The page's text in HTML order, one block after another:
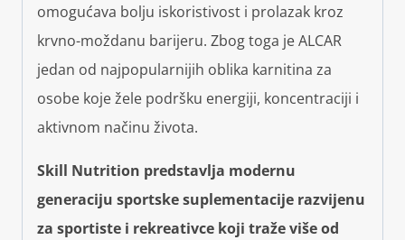
omogućava bolju iskoristivost i prolazak kroz
krvno-moždanu barijeru. Zbog toga je ALCAR
jedan od najpopularnijih oblika karnitina za
osobe koje žele podršku energiji, koncentraciji i
aktivnom načinu života.
Skill Nutrition predstavlja modernu
generaciju sportske suplementacije razvijenu
za sportiste i rekreativce koji traže više od